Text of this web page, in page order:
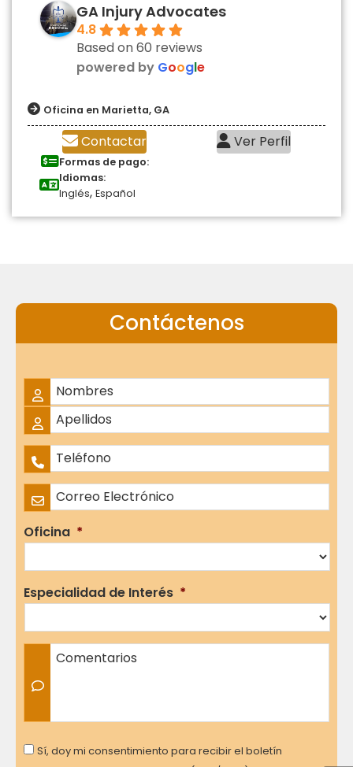
GA Injury Advocates
4.8
Based on 60 reviews
powered by Google
Oficina en Marietta, GA
Contactar Ver Perfil
Formas de pago:
Idiomas:
Inglés, Español
Contáctenos
Nombre Completo
Nombres
Apellidos
Teléfono *
Correo Electrónico *
Oficina *
Especialidad de Interés *
Comentarios
Consent
Sí, doy mi consentimiento para recibir el boletín